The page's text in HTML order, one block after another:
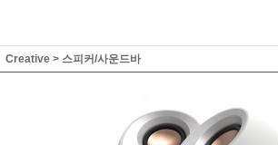
Creative > 스피커/사운드바